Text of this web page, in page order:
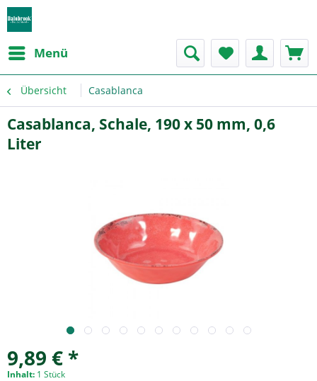
Menü
Übersicht Casablanca
Casablanca, Schale, 190 x 50 mm, 0,6
Liter
9,89 € *
Inhalt: 1 Stück